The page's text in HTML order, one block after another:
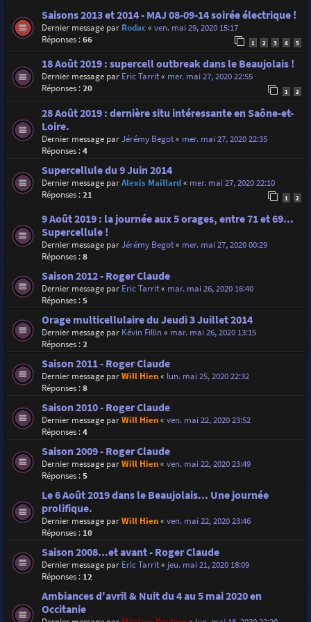
Saisons 2013 et 2014 - MAJ 08-09-14 soirée électrique !
Dernier message par Rodac« ven. mai 29, 2020 15:17
Réponses :66 1 2 3 4 5
18 Août 2019 : supercell outbreak dans le Beaujolais !
Dernier message par Eric Tarrit« mer. mai 27, 2020 22:55
Réponses :20 1 2
28 Août 2019 : dernière situ intéressante en Saône-et-
Loire.
Dernier message parJérémy Begot« mer. mai 27, 2020 22:35
Réponses :4
Supercellule du 9 Juin 2014
Dernier message parAlexis Maillard« mer. mai 27, 2020 22:10
Réponses :21 1 2
9 Août 2019 : la journée aux 5 orages, entre 71 et 69...
Supercellule !
Dernier message parJérémy Begot« mer. mai 27, 2020 00:29
Réponses :8
Saison 2012 - Roger Claude
Dernier message par Eric Tarrit« mar. mai 26, 2020 16:40
Réponses :5
Orage multicellulaire du Jeudi 3 Juillet 2014
Dernier message par Kévin Fillin« mar. mai 26, 2020 13:15
Réponses :2
Saison 2011 - Roger Claude
Dernier message parWill Hien« lun. mai 25, 2020 22:32
Réponses :8
Saison 2010 - Roger Claude
Dernier message parWill Hien« ven. mai 22, 2020 23:52
Réponses :4
Saison 2009 - Roger Claude
Dernier message parWill Hien« ven. mai 22, 2020 23:49
Réponses :5
Le 6 Août 2019 dans le Beaujolais... Une journée
prolifique.
Dernier message parWill Hien« ven. mai 22, 2020 23:46
Réponses : 10
Saison 2008...et avant - Roger Claude
Dernier message par Eric Tarrit« jeu. mai 21, 2020 18:09
Réponses : 12
Ambiances d'avril & Nuit du 4 au 5 mai 2020 en
Occitanie